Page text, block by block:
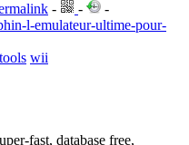
- -
-
l-emulateur-ultime-pour-
tools wii
fast, database free,